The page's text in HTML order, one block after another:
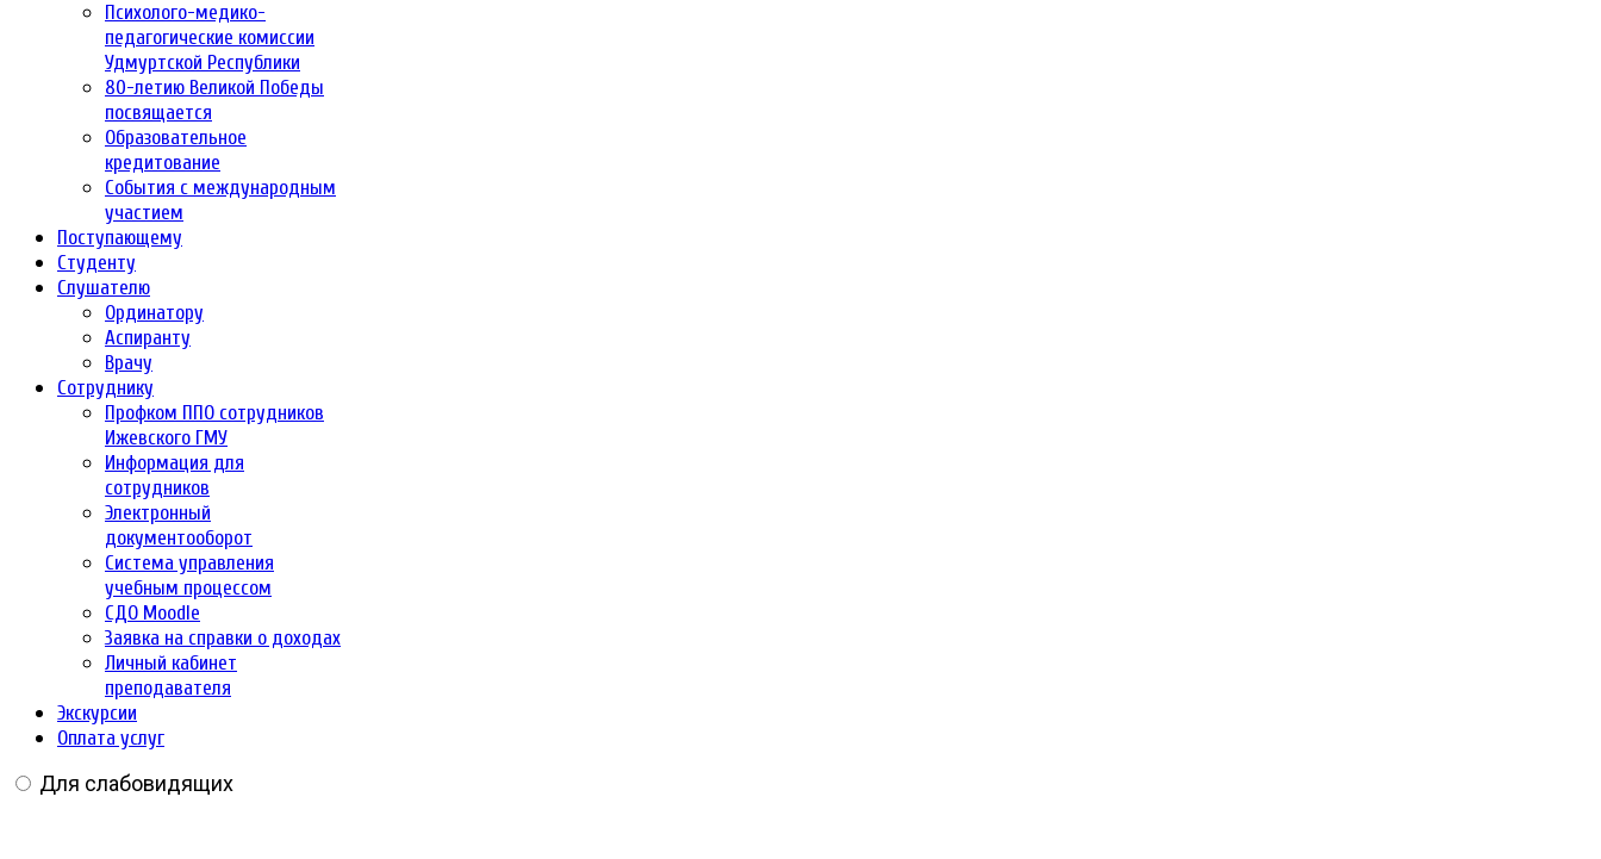
Психолого-медико-
педагогические комиссии
Удмуртской Республики
80-летию Великой Победы
посвящается
Образовательное
кредитование
События с международным
участием
Поступающему
Студенту
Слушателю
Ординатору
Аспиранту
Врачу
Сотруднику
Профком ППО сотрудников
Ижевского ГМУ
Информация для
сотрудников
Электронный
документооборот
Система управления
учебным процессом
СДО Moodle
Заявка на справки о доходах
Личный кабинет
преподавателя
Экскурсии
Оплата услуг
Для слабовидящих